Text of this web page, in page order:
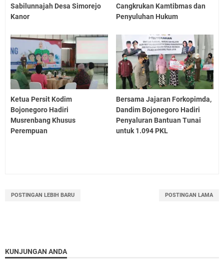
Sabilunnajah Desa Simorejo
Kanor
Cangkrukan Kamtibmas dan
Penyuluhan Hukum
Ketua Persit Kodim
Bojonegoro Hadiri
Musrenbang Khusus
Perempuan
Bersama Jajaran Forkopimda,
Dandim Bojonegoro Hadiri
Penyaluran Bantuan Tunai
untuk 1.094 PKL
POSTINGAN LEBIH BARU POSTINGAN LAMA
KUNJUNGAN ANDA